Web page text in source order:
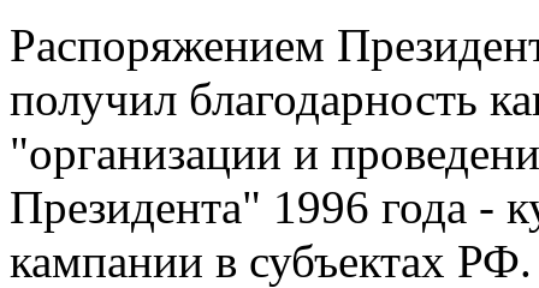
Распоряжением
получил благодарность
"организации и
Президента" 1996 года -
кампании в субъектах РФ.